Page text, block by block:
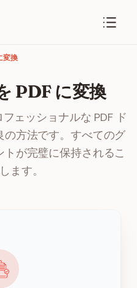
変換
PDF に変換
ェッショナルな PDF ド
の方法です。すべてのグ
が完璧に保持されるこ
ます。